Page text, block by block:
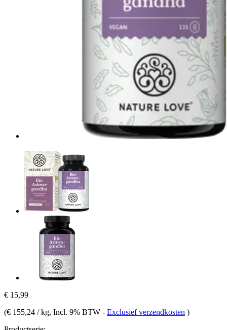
€ 15,99
(€ 155,24 / kg, Incl. 9% BTW - Exclusief verzendkosten )